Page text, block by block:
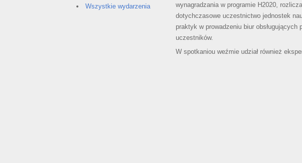
Wszystkie wydarzenia
wynagradzania w programie H2020,
dotychczasowe uczestnictwo jednostek
praktyk w prowadzeniu biur
uczestników.
W spotkaniou weźmie udział również